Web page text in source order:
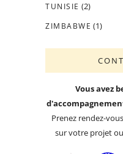
TUNISIE (2)
ZIMBABWE (1)
Vous avez
Prenez rendez-
sur votre projet